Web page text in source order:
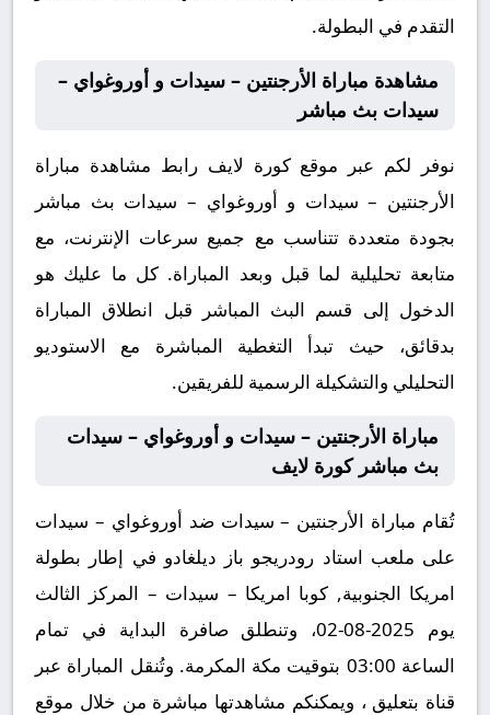
التقدم في البطولة.
مشاهدة مباراة الأرجنتين – سيدات و أوروغواي –
سيدات بث مباشر
نوفر لكم عبر موقع كورة لايف رابط مشاهدة مباراة
الأرجنتين – سيدات و أوروغواي – سيدات بث مباشر
بجودة متعددة تتناسب مع جميع سرعات الإنترنت، مع
متابعة تحليلية لما قبل وبعد المباراة. كل ما عليك هو
الدخول إلى قسم البث المباشر قبل انطلاق المباراة
بدقائق، حيث تبدأ التغطية المباشرة مع الاستوديو
التحليلي والتشكيلة الرسمية للفريقين.
مباراة الأرجنتين – سيدات و أوروغواي – سيدات
بث مباشر كورة لايف
تُقام مباراة الأرجنتين – سيدات ضد أوروغواي – سيدات
على ملعب استاد رودريجو باز ديلغادو في إطار بطولة
امريكا الجنوبية, كوبا امريكا – سيدات – المركز الثالث
يوم 2025-08-02، وتنطلق صافرة البداية في تمام
الساعة 03:00 بتوقيت مكة المكرمة. وتُنقل المباراة عبر
قناة بتعليق ، ويمكنكم مشاهدتها مباشرة من خلال موقع